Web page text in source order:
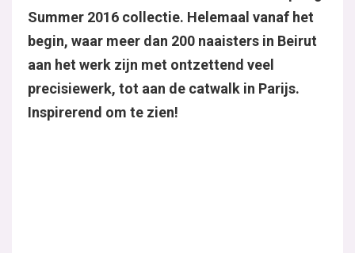
Summer 2016 collectie. Helemaal vanaf het
begin, waar meer dan 200 naaisters in Beirut
aan het werk zijn met ontzettend veel
precisiewerk, tot aan de catwalk in Parijs.
Inspirerend om te zien!